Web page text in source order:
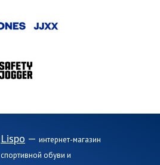
Lispo — интернет-магазин
спортивной обуви и